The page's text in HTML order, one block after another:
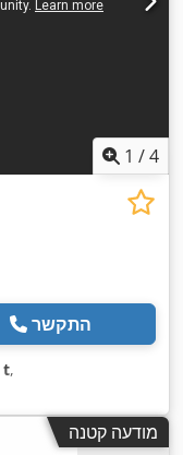
1 /4
התקשר
200 t,
מודעה קטנה